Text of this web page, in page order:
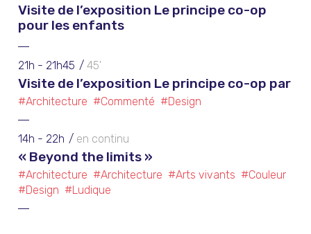
Visite de l’exposition Le principe co-op
pour les enfants
21h - 21h45 45'
Visite de l’exposition Le principe co-op par
#Architecture #Commenté #Design
14h - 22h en continu
« Beyond the limits »
#Architecture #Architecture #Arts vivants #Couleur
#Design #Ludique